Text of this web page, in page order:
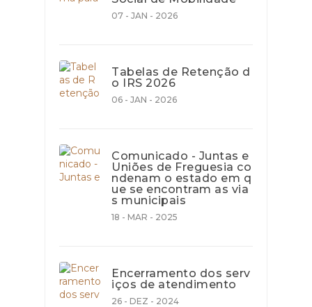
07 - JAN - 2026
Tabelas de Retenção d
o IRS 2026
06 - JAN - 2026
Comunicado - Juntas e
Uniões de Freguesia co
ndenam o estado em q
ue se encontram as via
s municipais
18 - MAR - 2025
Encerramento dos serv
iços de atendimento
26 - DEZ - 2024